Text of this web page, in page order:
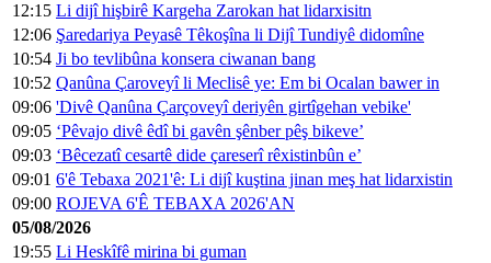
12:15 Li dijî hişbirê Kargeha Zarokan hat lidarxisitn
12:06 Şaredariya Peyasê Têkoşîna li Dijî Tundiyê didomîne
10:54 Ji bo tevlibûna konsera ciwanan bang
10:52 Qanûna Çaroveyî li Meclisê ye: Em bi Ocalan bawer in
09:06 'Divê Qanûna Çarçoveyî deriyên girtîgehan vebike'
09:05 ‘Pêvajo divê êdî bi gavên şênber pêş bikeve’
09:03 ‘Bêcezatî cesartê dide çareserî rêxistinbûn e’
09:01 6'ê Tebaxa 2021'ê: Li dijî kuştina jinan meş hat lidarxistin
09:00 ROJEVA 6'Ê TEBAXA 2026'AN
05/08/2026
19:55 Li Heskîfê mirina bi guman